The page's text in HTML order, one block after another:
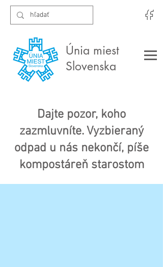
Únia miest
Slovenska
Dajte pozor, koho
zazmluvníte. Vyzbieraný
odpad u nás nekončí, píše
kompostáreň starostom